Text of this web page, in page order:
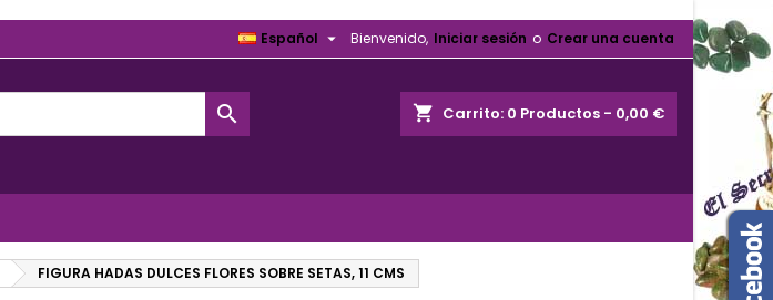
Bienvenido, Iniciar sesión o Crear una cuenta
Español 
shopping_cart Carrito: 0 Productos - 0,00 €

FIGURA HADAS DULCES FLORES SOBRE SETAS, 11 CMS